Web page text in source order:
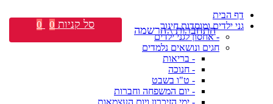
דף הבית
גני ילדים ומוסדות חינוך
- אחסון לגני ילדים
חגים ונושאים נלמדים
- בריאות
- חנוכה
- ט"ו בשבט
- יום המשפחה וחברות
- ימי הזיכרון ויום העצמאות
התחברות \ הרשמה סל קניות 0
0